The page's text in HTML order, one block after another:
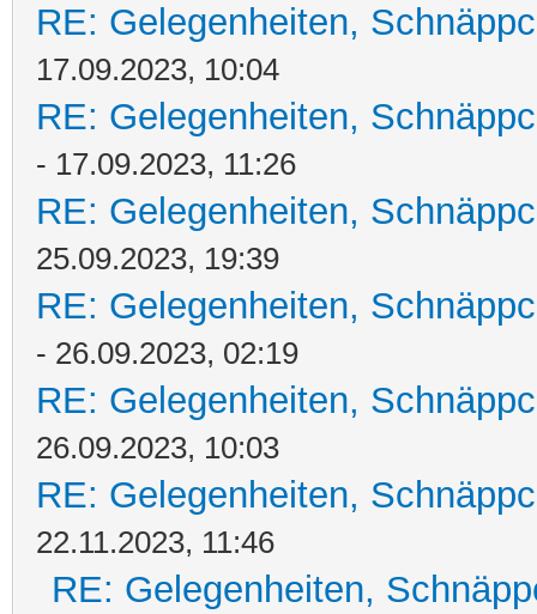
RE: Gelegenheiten,
17.09.2023, 10:04
RE: Gelegenheiten,
- 17.09.2023, 11:26
RE: Gelegenheiten,
25.09.2023, 19:39
RE: Gelegenheiten,
- 26.09.2023, 02:19
RE: Gelegenheiten,
26.09.2023, 10:03
RE: Gelegenheiten,
22.11.2023, 11:46
RE: Gelegenheiten,